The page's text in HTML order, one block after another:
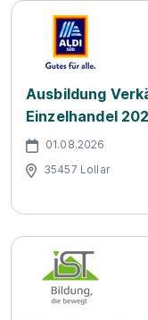
Ausbildung
Einzelhandel
01.08.2026
35457 Lollar